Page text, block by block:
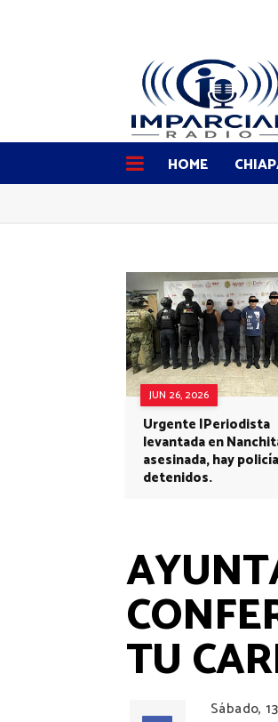
HOME
JUN 26, 2026
Urgente |Periodista
levantada en
asesinada, hay
detenidos.
TU
Sábado,